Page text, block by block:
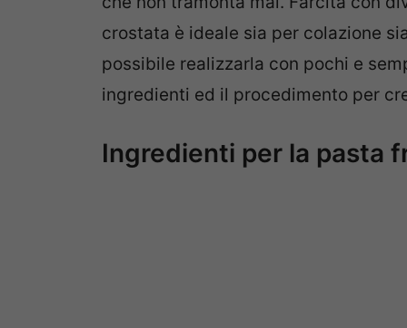
crostata è ideale sia per colazione
possibile realizzarla con pochi e
ingredienti ed il procedimento per
Ingredienti per la pasta